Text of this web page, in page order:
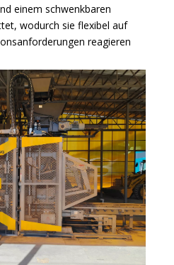
einem schwenkbaren
wodurch sie flexibel auf
reagieren